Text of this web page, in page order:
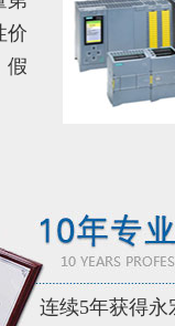
价
假
连续5年获得永